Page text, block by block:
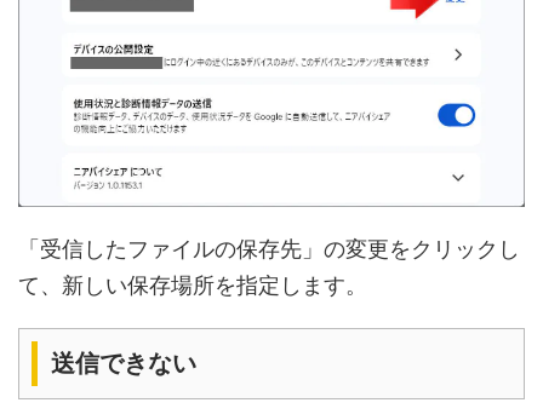
「受信したファイルの保存先」の変更をクリックし
て、新しい保存場所を指定します。
送信できない